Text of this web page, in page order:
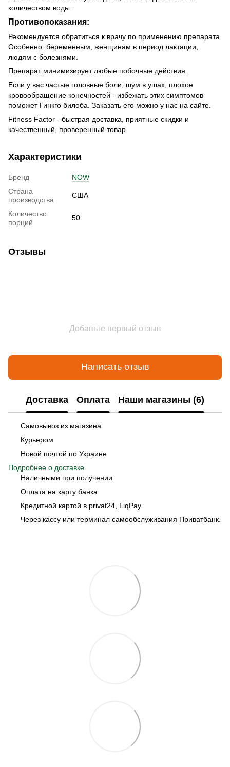
количеством воды.
Противопоказания:
Рекомендуется обратиться к врачу по применению препарата.
Особенно: беременным, женщинам в период лактации,
людям с болезнями.
Препарат минимизирует любые побочные действия.
Если у вас частые головные боли, шум в ушах, плохое
кровообращение конечностей - избежать этих симптомов
поможет Гинкго билоба. Заказать его можно у нас на сайте.
Fitness Factor - быстрая доставка, приятные скидки и
качественный, проверенный товар.
Характеристики
Бренд
NOW
Страна
производства
США
Количество
порций
50
Отзывы
Добавьте первый отзыв
Написать отзыв
Доставка Оплата Наши магазины (6)
Самовывоз из магазина
Курьером
Новой почтой по Украине
Подробнее о доставке
Наличными при получении.
Оплата на карту банка
Кредитной картой в privat24, LiqPay.
Через кассу или терминал самообслуживания Приватбанк.